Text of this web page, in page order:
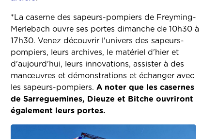
*La caserne des sapeurs-pompiers de Freyming-
Merlebach ouvre ses portes dimanche de 10h30 à
17h30. Venez découvrir l'univers des sapeurs-
pompiers, leurs archives, le matériel d'hier et
d'aujourd'hui, leurs innovations, assister à des
manœuvres et démonstrations et échanger avec
les sapeurs-pompiers. A noter que les casernes
de Sarreguemines, Dieuze et Bitche ouvriront
également leurs portes.